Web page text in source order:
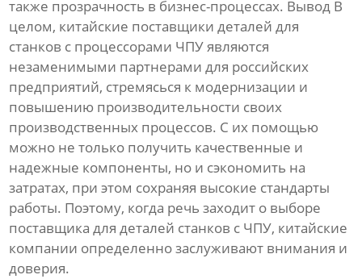
также прозрачность в бизнес-процессах. Вывод В
целом, китайские поставщики деталей для
станков с процессорами ЧПУ являются
незаменимыми партнерами для российских
предприятий, стремясься к модернизации и
повышению производительности своих
производственных процессов. С их помощью
можно не только получить качественные и
надежные компоненты, но и сэкономить на
затратах, при этом сохраняя высокие стандарты
работы. Поэтому, когда речь заходит о выборе
поставщика для деталей станков с ЧПУ, китайские
компании определенно заслуживают внимания и
доверия.